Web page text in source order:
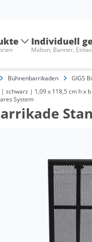
Individuell
Molton, Banner,
Bühnenbarrikaden
GIGS
schwarz | 1,09 x 118,5 cm h x
System